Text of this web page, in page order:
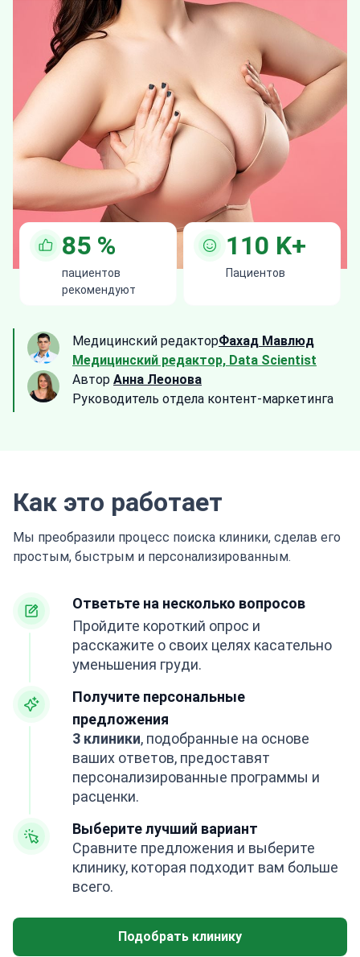
85 %
пациентов
рекомендуют
110 K+
Пациентов
Медицинский редакторФахад Мавлюд
Медицинский редактор, Data Scientist
Автор Анна Леонова
Руководитель отдела контент-маркетинга
Как это работает
Мы преобразили процесс поиска клиники, сделав его
простым, быстрым и персонализированным.
Ответьте на несколько вопросов
Пройдите короткий опрос и
расскажите о своих целях касательно
уменьшения груди.
Получите персональные
предложения
3 клиники, подобранные на основе
ваших ответов, предоставят
персонализированные программы и
расценки.
Выберите лучший вариант
Сравните предложения и выберите
клинику, которая подходит вам больше
всего.
Подобрать клинику